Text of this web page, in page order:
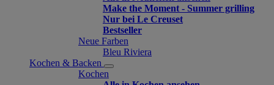
Make the Moment - Summer grilling
Nur bei Le Creuset
Bestseller
Neue Farben
Bleu Riviera
Kochen & Backen
Kochen